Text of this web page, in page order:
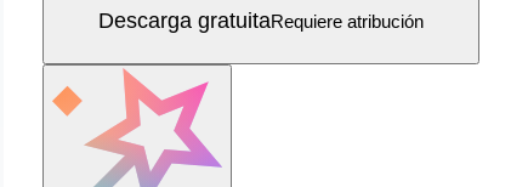
Descarga gratuitaRequiere atribución